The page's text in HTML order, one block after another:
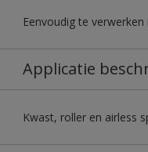
Eenvoudig te
Applicatie
Kwast, roller en airless